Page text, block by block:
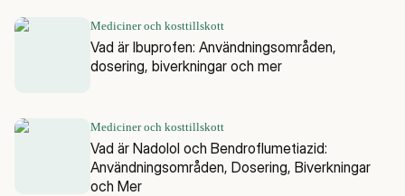
Mediciner och kosttillskott
Vad är Ibuprofen: Användningsområden,
dosering, biverkningar och mer
Mediciner och kosttillskott
Vad är Nadolol och Bendroflumetiazid:
Användningsområden, Dosering, Biverkningar
och Mer